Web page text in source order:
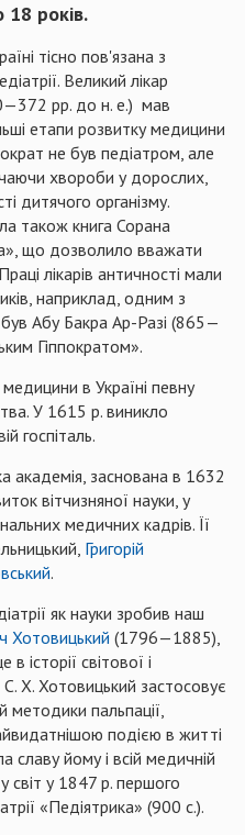
років.
тісно пов'язана з
Великий лікар
pp. до н. е.) мав
етапи розвитку медицини
не був педіатром, але
хвороби у дорослих,
дитячого організму.
також книга Сорана
що дозволило вважати
лікарів античності мали
наприклад, одним з
був Абу Бакра Ар-Разі (865—
Гіппократом».
в Україні певну
У 1615 р. виникло
госпіталь.
академія, заснована в 1632
вітчизняної науки, у
медичних кадрів. Її
Григорій
.
як науки зробив наш
Хотовицький (1796—1885),
історії світової і
Х. Хотовицький застосовує
методики пальпації,
подією в житті
славу йому і всій медичній
світ у 1847 р. першого
«Педіятрика» (900 с.).